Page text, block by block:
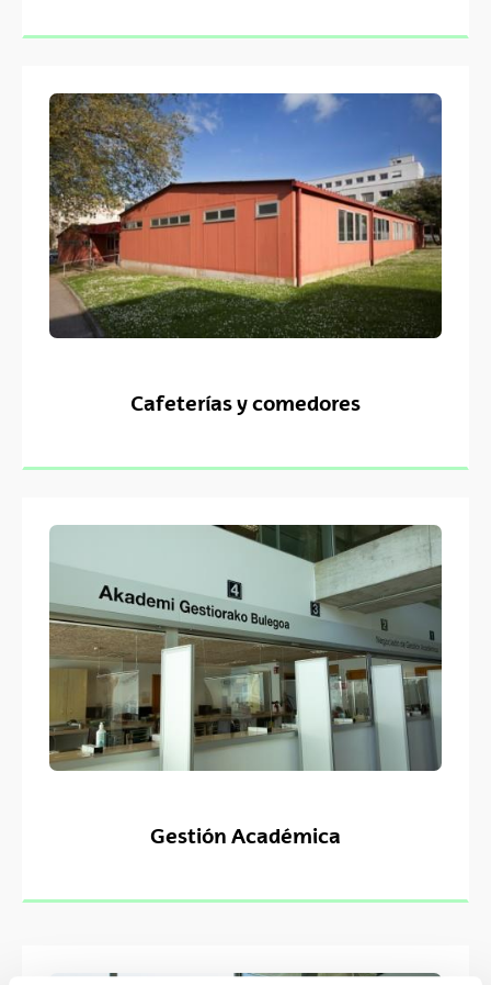
Cafeterías y comedores
Gestión Académica